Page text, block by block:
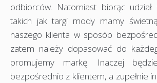
odbiorców. Natomiast biorąc udział
takich jak targi mody mamy
naszego klienta w sposób
zatem należy dopasować do
promujemy markę. Inaczej
bezpośrednio z klientem, a zupełnie